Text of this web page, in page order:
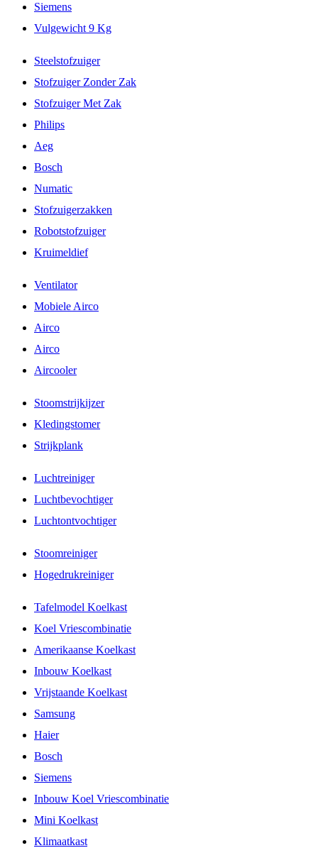
Siemens
Vulgewicht 9 Kg
Steelstofzuiger
Stofzuiger Zonder Zak
Stofzuiger Met Zak
Philips
Aeg
Bosch
Numatic
Stofzuigerzakken
Robotstofzuiger
Kruimeldief
Ventilator
Mobiele Airco
Airco
Airco
Aircooler
Stoomstrijkijzer
Kledingstomer
Strijkplank
Luchtreiniger
Luchtbevochtiger
Luchtontvochtiger
Stoomreiniger
Hogedrukreiniger
Tafelmodel Koelkast
Koel Vriescombinatie
Amerikaanse Koelkast
Inbouw Koelkast
Vrijstaande Koelkast
Samsung
Haier
Bosch
Siemens
Inbouw Koel Vriescombinatie
Mini Koelkast
Klimaatkast